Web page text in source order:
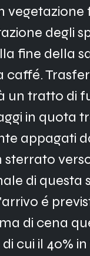
vegetazione
degli
fine della
caffé.
un tratto di
in quota
appagati
di questa
é
di cena
cui il 40%